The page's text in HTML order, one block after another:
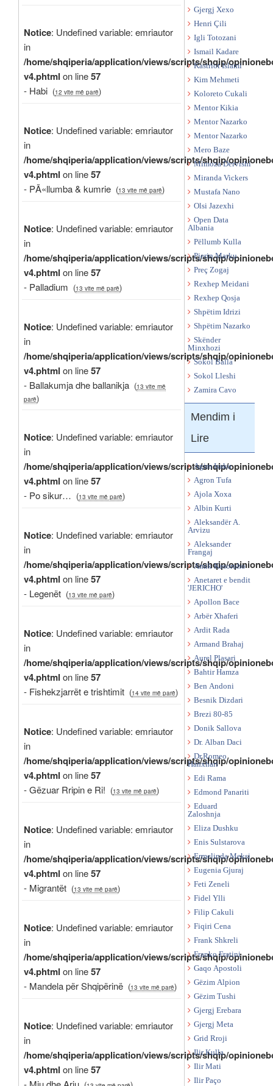
Notice: Undefined variable: emriautor
in
/home/shqiperia/application/views/scripts/shqip/
v4.phtml on line57
- Habi (12 vite më parë)
Notice: Undefined variable: emriautor
in
/home/shqiperia/application/views/scripts/shqip/
v4.phtml on line57
- PÃ«llumba & kumrie (13 vite më parë)
Notice: Undefined variable: emriautor
in
/home/shqiperia/application/views/scripts/shqip/
v4.phtml on line57
- Palladium (13 vite më parë)
Notice: Undefined variable: emriautor
in
/home/shqiperia/application/views/scripts/shqip/
v4.phtml on line57
- Ballakumja dhe ballanikja (13 vite më
parë)
Notice: Undefined variable: emriautor
in
/home/shqiperia/application/views/scripts/shqip/
v4.phtml on line57
- Po sikur… (13 vite më parë)
Notice: Undefined variable: emriautor
in
/home/shqiperia/application/views/scripts/shqip/
v4.phtml on line57
- Legenët (13 vite më parë)
Notice: Undefined variable: emriautor
in
/home/shqiperia/application/views/scripts/shqip/
v4.phtml on line57
- Fishekzjarrët e trishtimit (14 vite më parë)
Notice: Undefined variable: emriautor
in
/home/shqiperia/application/views/scripts/shqip/
v4.phtml on line57
- Gëzuar Rripin e Ri! (13 vite më parë)
Notice: Undefined variable: emriautor
in
/home/shqiperia/application/views/scripts/shqip/
v4.phtml on line57
- Migrantët (13 vite më parë)
Notice: Undefined variable: emriautor
in
/home/shqiperia/application/views/scripts/shqip/
v4.phtml on line57
- Mandela për Shqipërinë (13 vite më parë)
Notice: Undefined variable: emriautor
in
/home/shqiperia/application/views/scripts/shqip/
v4.phtml on line57
Gjergj Xexo
Henri Çili
Igli Totozani
Ismail Kadare
Kastriot Islami
Kim Mehmeti
Koloreto Cukali
Mentor Kikia
Mentor Nazarko
Mentor Nazarko
Mero Baze
Mimoza Dervishi
Miranda Vickers
Mustafa Nano
Olsi Jazexhi
Open Data
Albania
Pëllumb Kulla
Pjerin Marku
Preç Zogaj
Rexhep Meidani
Rexhep Qosja
Shpëtim Idrizi
Shpëtim Nazarko
Skënder
Minxhozi
Sokol Balla
Sokol Lleshi
Zamira Cavo
Mendim i
Lire
Agim Isaku
Agron Tufa
Ajola Xoxa
Albin Kurti
Aleksandër A.
Arvizu
Aleksander
Frangaj
Amik Kasoruho
Anetaret e bendit
'JERICHO'
Apollon Bace
Arbër Xhaferi
Ardit Rada
Armand Brahaj
Aurel Plasari
Bahtir Hamza
Ben Andoni
Besnik Dizdari
Brezi 80-85
Donik Sallova
Dr. Alban Daci
Dr.Romeo
Hanxhari
Edi Rama
Edmond Panariti
Eduard
Zaloshnja
Eliza Dushku
Enis Sulstarova
Ermelinda Meksi
Eugenia Gjuraj
Feti Zeneli
Fidel Ylli
Filip Cakuli
Fiqiri Cena
Frank Shkreli
Franko Fratini
Gaqo Apostoli
Gëzim Alpion
Gëzim Tushi
Gjergj Erebara
Gjergj Meta
Grid Rroji
Ilir Kulla
Ilir Mati
Ilir Paço